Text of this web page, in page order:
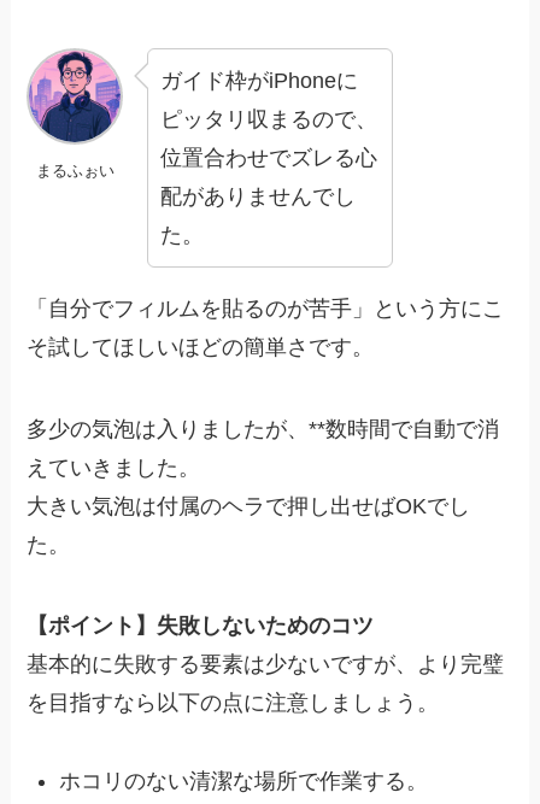
まるふぉい
ガイド枠がiPhoneに
ピッタリ収まるので、
位置合わせでズレる心
配がありませんでし
た。
「自分でフィルムを貼るのが苦手」という方にこ
そ試してほしいほどの簡単さです。
多少の気泡は入りましたが、**数時間で自動で消
えていきました。
大きい気泡は付属のヘラで押し出せばOKでし
た。
【ポイント】失敗しないためのコツ
基本的に失敗する要素は少ないですが、より完璧
を目指すなら以下の点に注意しましょう。
ホコリのない清潔な場所で作業する。